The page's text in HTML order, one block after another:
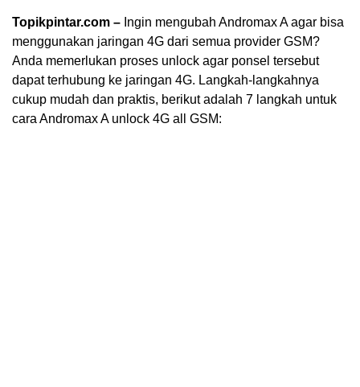
Topikpintar.com – Ingin mengubah Andromax A agar bisa
menggunakan jaringan 4G dari semua provider GSM?
Anda memerlukan proses unlock agar ponsel tersebut
dapat terhubung ke jaringan 4G. Langkah-langkahnya
cukup mudah dan praktis, berikut adalah 7 langkah untuk
cara Andromax A unlock 4G all GSM: